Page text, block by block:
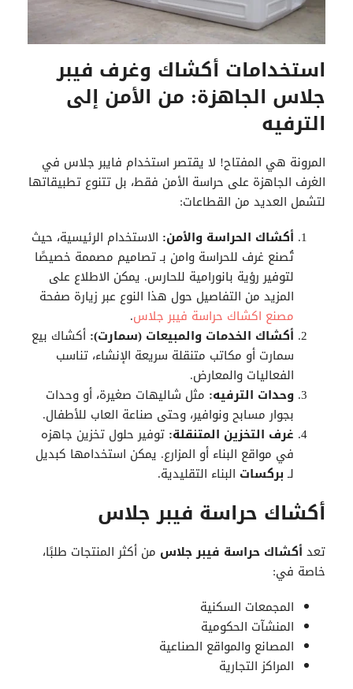
استخدامات أكشاك وغرف فيبر
جلاس الجاهزة: من الأمن إلى
الترفيه
المرونة هي المفتاح! لا يقتصر استخدام فايبر جلاس في
الغرف الجاهزة على حراسة الأمن فقط، بل تتنوع تطبيقاتها
لتشمل العديد من القطاعات:
أكشاك الحراسة والأمن: الاستخدام الرئيسية، حيث
تُصنع غرف للحراسة وامن بـ تصاميم مصممة خصيصًا
لتوفير رؤية بانورامية للحارس. يمكن الاطلاع على
المزيد من التفاصيل حول هذا النوع عبر زيارة صفحة
مصنع اكشاك حراسة فيبر جلاس.
أكشاك الخدمات والمبيعات (سمارت): أكشاك بيع
سمارت أو مكاتب متنقلة سريعة الإنشاء، تناسب
الفعاليات والمعارض.
وحدات الترفيه: مثل شاليهات صغيرة، أو وحدات
بجوار مسابح ونوافير، وحتى صناعة العاب للأطفال.
غرف التخزين المتنقلة: توفير حلول تخزين جاهزه
في مواقع البناء أو المزارع. يمكن استخدامها كبديل
لـبركسات البناء التقليدية.
أكشاك حراسة فيبر جلاس
تعد أكشاك حراسة فيبر جلاس من أكثر المنتجات طلبًا،
خاصة في:
المجمعات السكنية
المنشآت الحكومية
المصانع والمواقع الصناعية
المراكز التجارية